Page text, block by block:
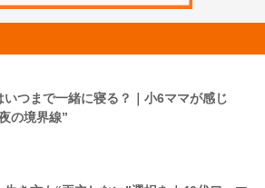
いつまで一緒に寝る？｜小6ママが感じ
の境界線”